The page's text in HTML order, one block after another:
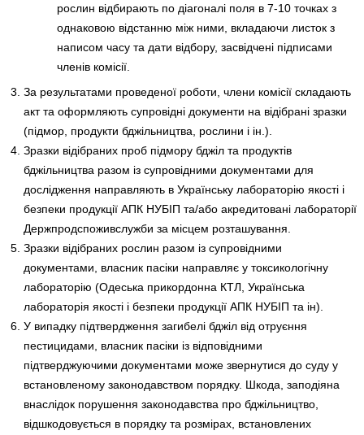
рослин відбирають по діагоналі поля в 7-10 точках з
однаковою відстанню між ними, вкладаючи листок з
написом часу та дати відбору, засвідчені підписами
членів комісії.
За результатами проведеної роботи, члени комісії складають
акт та оформляють супровідні документи на відібрані зразки
(підмор, продукти бджільництва, рослини і ін.).
Зразки відібраних проб підмору бджіл та продуктів
бджільництва разом із супровідними документами для
дослідження направляють в Українську лабораторію якості і
безпеки продукції АПК НУБІП та/або акредитовані лабораторії
Держпродспоживслужби за місцем розташування.
Зразки відібраних рослин разом із супровідними
документами, власник пасіки направляє у токсикологічну
лабораторію (Одеська прикордонна КТЛ, Українська
лабораторія якості і безпеки продукції АПК НУБІП та ін).
У випадку підтвердження загибелі бджіл від отруєння
пестицидами, власник пасіки із відповідними
підтверджуючими документами може звернутися до суду у
встановленому законодавством порядку. Шкода, заподіяна
внаслідок порушення законодавства про бджільництво,
відшкодовується в порядку та розмірах, встановлених